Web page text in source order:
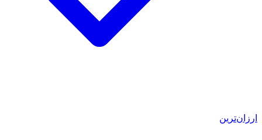
ارزان‌ترین